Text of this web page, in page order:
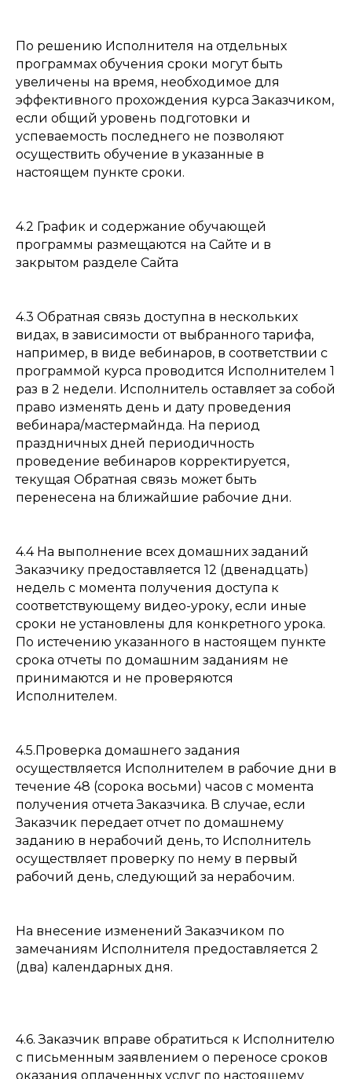
По решению Исполнителя на отдельных
программах обучения сроки могут быть
увеличены на время, необходимое для
эффективного прохождения курса Заказчиком,
если общий уровень подготовки и
успеваемость последнего не позволяют
осуществить обучение в указанные в
настоящем пункте сроки.
4.2 График и содержание обучающей
программы размещаются на Сайте и в
закрытом разделе Сайта
4.3 Обратная связь доступна в нескольких
видах, в зависимости от выбранного тарифа,
например, в виде вебинаров, в соответствии с
программой курса проводится Исполнителем 1
раз в 2 недели. Исполнитель оставляет за собой
право изменять день и дату проведения
вебинара/мастермайнда. На период
праздничных дней периодичность
проведение вебинаров корректируется,
текущая Обратная связь может быть
перенесена на ближайшие рабочие дни.
4.4 На выполнение всех домашних заданий
Заказчику предоставляется 12 (двенадцать)
недель с момента получения доступа к
соответствующему видео-уроку, если иные
сроки не установлены для конкретного урока.
По истечению указанного в настоящем пункте
срока отчеты по домашним заданиям не
принимаются и не проверяются
Исполнителем.
4.5.Проверка домашнего задания
осуществляется Исполнителем в рабочие дни в
течение 48 (сорока восьми) часов с момента
получения отчета Заказчика. В случае, если
Заказчик передает отчет по домашнему
заданию в нерабочий день, то Исполнитель
осуществляет проверку по нему в первый
рабочий день, следующий за нерабочим.
На внесение изменений Заказчиком по
замечаниям Исполнителя предоставляется 2
(два) календарных дня.
4.6. Заказчик вправе обратиться к Исполнителю
с письменным заявлением о переносе сроков
оказания оплаченных услуг по настоящему